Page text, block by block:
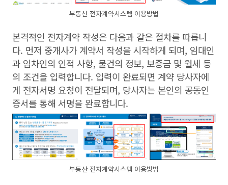
부동산 전자계약시스템 이용방법
본격적인 전자계약 작성은 다음과 같은 절차를 따릅니
다. 먼저 중개사가 계약서 작성을 시작하게 되며, 임대인
과 임차인의 인적 사항, 물건의 정보, 보증금 및 월세 등
의 조건을 입력합니다. 입력이 완료되면 계약 당사자에
게 전자서명 요청이 전달되며, 당사자는 본인의 공동인
증서를 통해 서명을 완료합니다.
부동산 전자계약시스템 이용방법